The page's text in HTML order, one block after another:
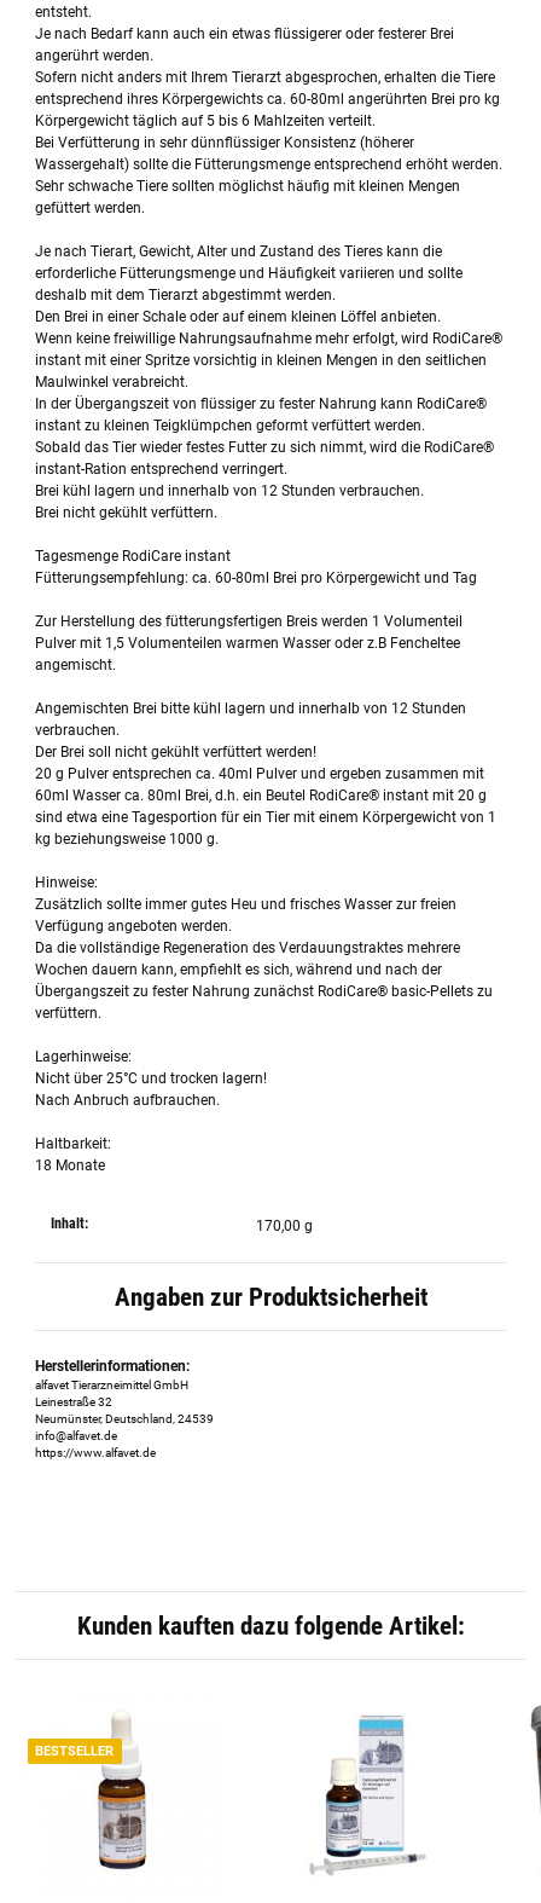
entsteht.
Je nach Bedarf kann auch ein etwas flüssigerer oder festerer Brei
angerührt werden.
Sofern nicht anders mit Ihrem Tierarzt abgesprochen, erhalten die Tiere
entsprechend ihres Körpergewichts ca. 60-80ml angerührten Brei pro kg
Körpergewicht täglich auf 5 bis 6 Mahlzeiten verteilt.
Bei Verfütterung in sehr dünnflüssiger Konsistenz (höherer
Wassergehalt) sollte die Fütterungsmenge entsprechend erhöht werden.
Sehr schwache Tiere sollten möglichst häufig mit kleinen Mengen
gefüttert werden.
Je nach Tierart, Gewicht, Alter und Zustand des Tieres kann die
erforderliche Fütterungsmenge und Häufigkeit variieren und sollte
deshalb mit dem Tierarzt abgestimmt werden.
Den Brei in einer Schale oder auf einem kleinen Löffel anbieten.
Wenn keine freiwillige Nahrungsaufnahme mehr erfolgt, wird RodiCare®
instant mit einer Spritze vorsichtig in kleinen Mengen in den seitlichen
Maulwinkel verabreicht.
In der Übergangszeit von flüssiger zu fester Nahrung kann RodiCare®
instant zu kleinen Teigklümpchen geformt verfüttert werden.
Sobald das Tier wieder festes Futter zu sich nimmt, wird die RodiCare®
instant-Ration entsprechend verringert.
Brei kühl lagern und innerhalb von 12 Stunden verbrauchen.
Brei nicht gekühlt verfüttern.
Tagesmenge RodiCare instant
Fütterungsempfehlung: ca. 60-80ml Brei pro Körpergewicht und Tag
Zur Herstellung des fütterungsfertigen Breis werden 1 Volumenteil
Pulver mit 1,5 Volumenteilen warmen Wasser oder z.B Fencheltee
angemischt.
Angemischten Brei bitte kühl lagern und innerhalb von 12 Stunden
verbrauchen.
Der Brei soll nicht gekühlt verfüttert werden!
20 g Pulver entsprechen ca. 40ml Pulver und ergeben zusammen mit
60ml Wasser ca. 80ml Brei, d.h. ein Beutel RodiCare® instant mit 20 g
sind etwa eine Tagesportion für ein Tier mit einem Körpergewicht von 1
kg beziehungsweise 1000 g.
Hinweise:
Zusätzlich sollte immer gutes Heu und frisches Wasser zur freien
Verfügung angeboten werden.
Da die vollständige Regeneration des Verdauungstraktes mehrere
Wochen dauern kann, empfiehlt es sich, während und nach der
Übergangszeit zu fester Nahrung zunächst RodiCare® basic-Pellets zu
verfüttern.
Lagerhinweise:
Nicht über 25°C und trocken lagern!
Nach Anbruch aufbrauchen.
Haltbarkeit:
18 Monate
Inhalt: 170,00 g
Angaben zur Produktsicherheit
Herstellerinformationen:
alfavet Tierarzneimittel GmbH
Leinestraße 32
Neumünster, Deutschland, 24539
info@alfavet.de
https://www.alfavet.de
Kunden kauften dazu folgende Artikel:
BESTSELLER